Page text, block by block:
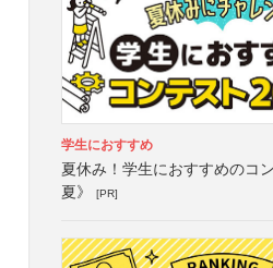
学生におすすめ
夏休み！学生におすすめのコ
夏》
[PR]